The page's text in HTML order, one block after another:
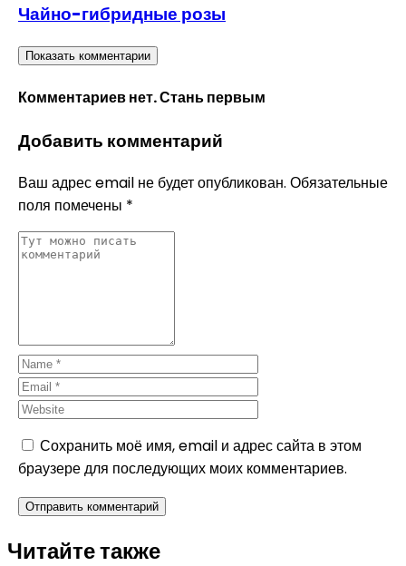
Чайно-гибридные розы
Показать комментарии
Комментариев нет. Стань первым
Добавить комментарий
Ваш адрес email не будет опубликован. Обязательные
поля помечены *
Сохранить моё имя, email и адрес сайта в этом
браузере для последующих моих комментариев.
Читайте также